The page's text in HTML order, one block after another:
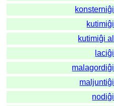
konsterniĝi
kutimiĝi
kutimiĝi al
laciĝi
malagordiĝi
maljuntiĝi
nodiĝi